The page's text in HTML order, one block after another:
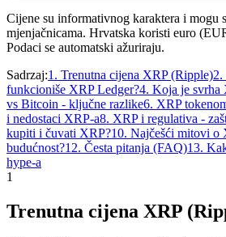
Cijene su informativnog karaktera i mogu
mjenjačnicama. Hrvatska koristi euro
Podaci se automatski ažuriraju.
Sadrzaj:1 . Trenutna cijena XRP (Ripple)2.
funkcioniše XRP Ledger?4. Koja je svrha
vs Bitcoin - ključne razlike6. XRP
i nedostaci XRP-a8. XRP i regulativa -
kupiti i čuvati XRP?10. Najčešći mitovi o
budućnost?12. Česta pitanja (FAQ)13.
hype-a
1
Trenutna cijena XRP